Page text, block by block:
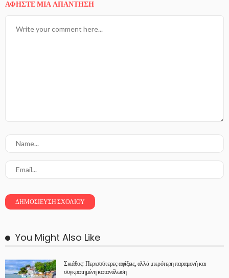
ΑΦΉΣΤΕ ΜΙΑ ΑΠΆΝΤΗΣΗ
You Might Also Like
Σκιάθος: Περισσότερες αφίξεις, αλλά μικρότερη παραμονή και
συγκρατημένη κατανάλωση